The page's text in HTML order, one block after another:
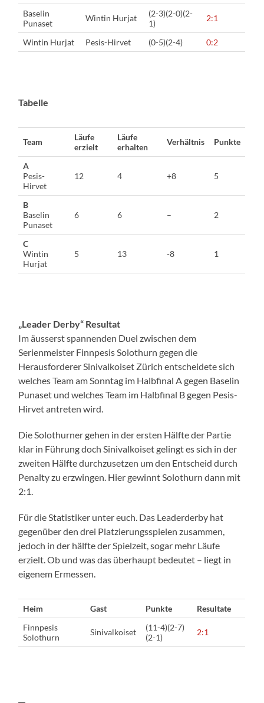
Baselin
Punaset
Wintin Hurjat
(2-3)(2-0)(2-
1)
2:1
Wintin Hurjat Pesis-Hirvet (0-5)(2-4) 0:2
Tabelle
Team
Läufe
erzielt
Läufe
erhalten
Verhältnis Punkte
A
Pesis-
Hirvet
12 4 +8 5
B
Baselin
Punaset
6 6 – 2
C
Wintin
Hurjat
5 13 -8 1
„Leader Derby“ Resultat
Im äusserst spannenden Duel zwischen dem
Serienmeister Finnpesis Solothurn gegen die
Herausforderer Sinivalkoiset Zürich entscheidete sich
welches Team am Sonntag im Halbfinal A gegen Baselin
Punaset und welches Team im Halbfinal B gegen Pesis-
Hirvet antreten wird.
Die Solothurner gehen in der ersten Hälfte der Partie
klar in Führung doch Sinivalkoiset gelingt es sich in der
zweiten Hälfte durchzusetzen um den Entscheid durch
Penalty zu erzwingen. Hier gewinnt Solothurn dann mit
2:1.
Für die Statistiker unter euch. Das Leaderderby hat
gegenüber den drei Platzierungsspielen zusammen,
jedoch in der hälfte der Spielzeit, sogar mehr Läufe
erzielt. Ob und was das überhaupt bedeutet – liegt in
eigenem Ermessen.
Heim Gast Punkte
Resultate
Finnpesis
Solothurn
Sinivalkoiset
(11-4)(2-7)
(2-1)
2:1